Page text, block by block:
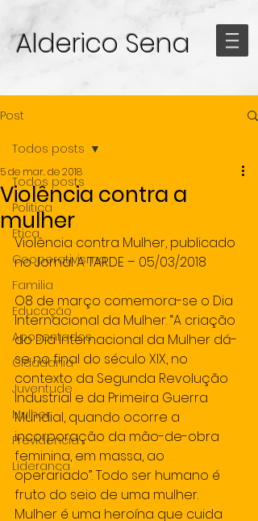
Alderico Sena
Post
Todos posts
Politica
Etica
Cooperativismo
Familia
Educação
Aposentados
Cidadania
Juventude
Mulher
Previdencia
Lideranca
Todos posts
Violência contra a
mulher
5 de mar. de 2018
Violência contra Mulher, publicado
no Jornal A TARDE – 05/03/2018
O8 de março comemora-se o Dia
Internacional da Mulher. “A criação
do Dia Internacional da Mulher dá-
se no final do século XIX, no
contexto da Segunda Revolução
Industrial e da Primeira Guerra
Mundial, quando ocorre a
incorporação da mão-de-obra
feminina, em massa, ao
operariado”. Todo ser humano é
fruto do seio de uma mulher.
Mulher é uma heroína que cuida